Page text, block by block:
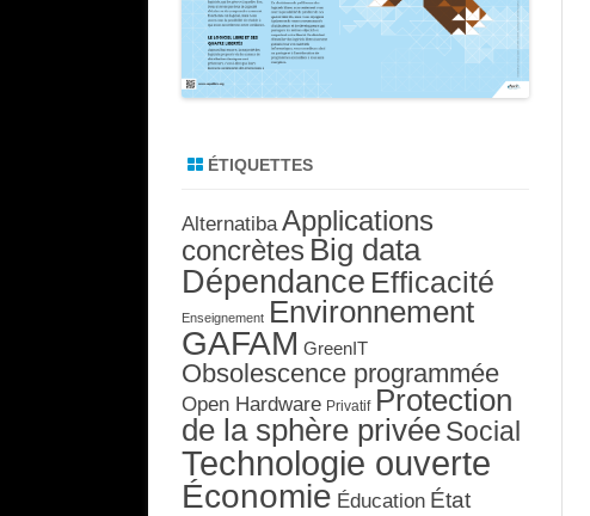
ÉTIQUETTES
Alternatiba Applications
concrètes Big data
Dépendance Efficacité
Enseignement Environnement
GAFAM GreenIT
Obsolescence programmée
Open Hardware Privatif Protection
de la sphère privéeSocial
Technologie ouverte
Économie Éducation État